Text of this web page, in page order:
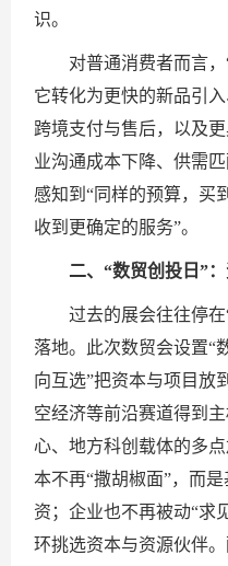
识。
对普通消费者而言，
它转化为更快的新品引
跨境支付与售后，以及
业沟通成本下降、供需
感知到“同样的预算，买
收到更确定的服务”。
二、“数贸创投日”
过去的展会往往停
落地。此次数贸会设置“
向互选”把资本与项目放
空经济等前沿赛道得到
心、地方科创载体的多
本不再“撒胡椒面”，而
资；企业也不再被动“求
环挑选资本与资源伙伴